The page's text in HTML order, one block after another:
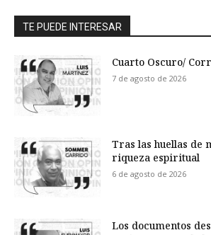
TE PUEDE INTERESAR
Cuarto Oscuro/
7 de agosto de 2026
Tras las huellas de
riqueza espiritual
6 de agosto de 2026
Los documentos